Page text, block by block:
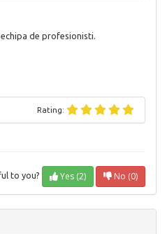
de profesionisti.
Rating:
to you? Yes (2) No (0)